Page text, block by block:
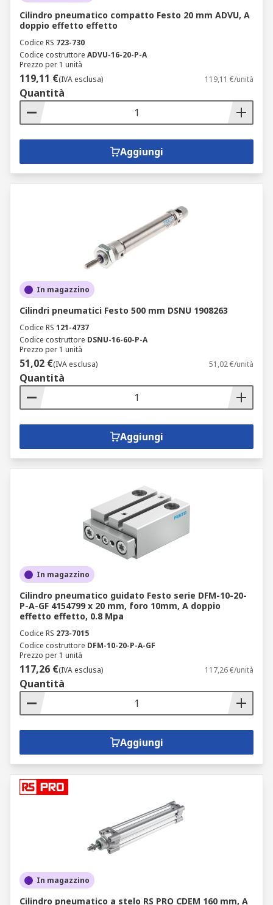
Cilindro pneumatico compatto Festo 20 mm ADVU, A
doppio effetto effetto
Codice RS 723-730
Codice costruttore ADVU-16-20-P-A
Prezzo per 1 unità
119,11 €(IVA esclusa) 119,11 €/unità
Quantità
Aggiungi
In magazzino
Cilindri pneumatici Festo 500 mm DSNU 1908263
Codice RS 121-4737
Codice costruttore DSNU-16-60-P-A
Prezzo per 1 unità
51,02 €(IVA esclusa) 51,02 €/unità
Quantità
Aggiungi
In magazzino
Cilindro pneumatico guidato Festo serie DFM-10-20-
P-A-GF 4154799 x 20 mm, foro 10mm, A doppio
effetto effetto, 0.8 Mpa
Codice RS 273-7015
Codice costruttore DFM-10-20-P-A-GF
Prezzo per 1 unità
117,26 €(IVA esclusa) 117,26 €/unità
Quantità
Aggiungi
In magazzino
Cilindro pneumatico a stelo RS PRO CDEM 160 mm, A